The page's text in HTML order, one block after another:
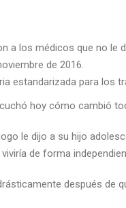
a los médicos que no le
de 2016.
estandarizada para los
hoy cómo cambió
le dijo a su hijo
de forma
después